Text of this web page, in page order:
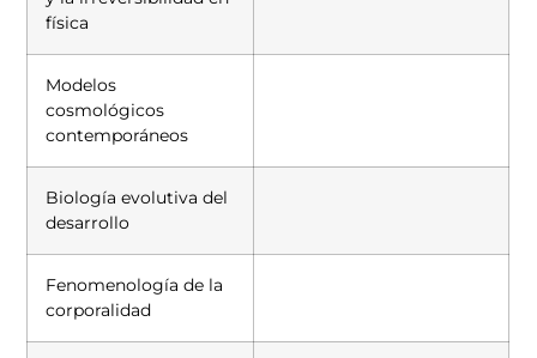
física
Modelos
cosmológicos
contemporáneos
Biología evolutiva del
desarrollo
Fenomenología de la
corporalidad